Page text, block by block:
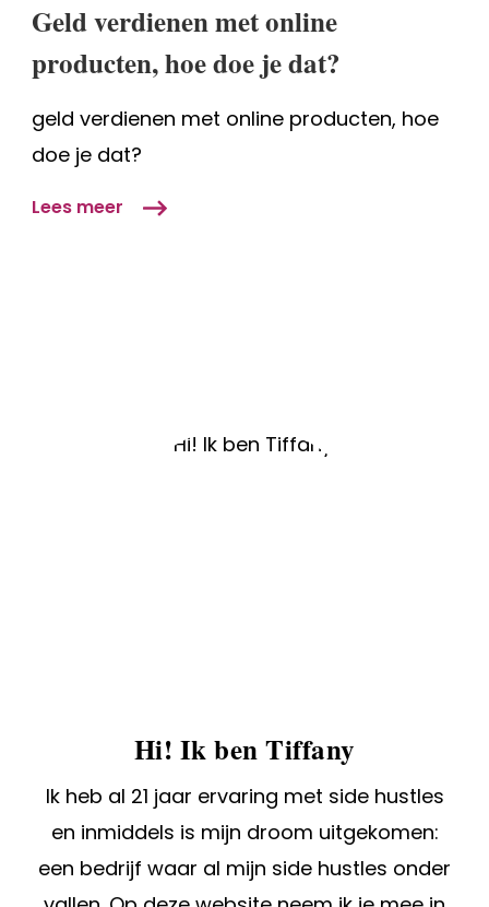
online
producten,
doe
Geld verdienen met online
producten, hoe doe je dat?
geld verdienen met online producten, hoe
doe je dat?
Lees meer
Hi! Ik ben Tiffany
Ik heb al 21 jaar ervaring met side hustles
en inmiddels is mijn droom uitgekomen:
een bedrijf waar al mijn side hustles onder